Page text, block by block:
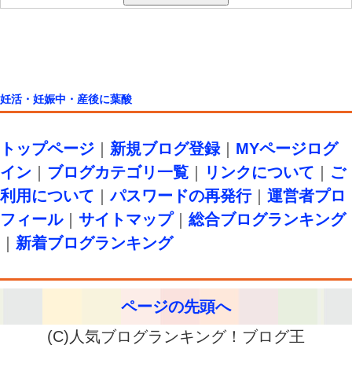
妊活・妊娠中・産後に葉酸
トップページ 新規ブログ登録｜ MYページログ
イン
ブログカテゴリ一覧 リンクについて
ご
利用について ｜パスワードの再発行｜ 運営者プロ
フィール｜ サイトマップ｜ 総合ブログランキング
新着ブログランキング
ページの先頭へ
(C)人気ブログランキング！ブログ王